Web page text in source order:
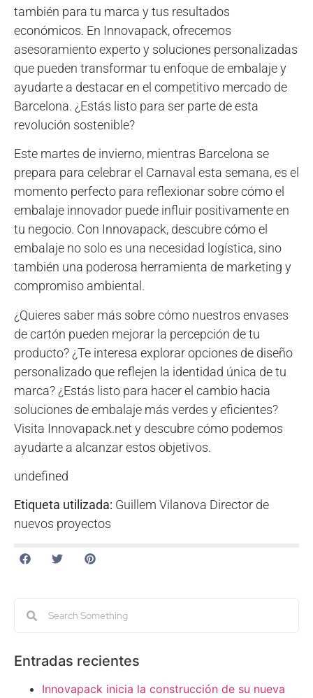
también para tu marca y tus resultados
económicos. En Innovapack, ofrecemos
asesoramiento experto y soluciones personalizadas
que pueden transformar tu enfoque de embalaje y
ayudarte a destacar en el competitivo mercado de
Barcelona. ¿Estás listo para ser parte de esta
revolución sostenible?
Este martes de invierno, mientras Barcelona se
prepara para celebrar el Carnaval esta semana, es el
momento perfecto para reflexionar sobre cómo el
embalaje innovador puede influir positivamente en
tu negocio. Con Innovapack, descubre cómo el
embalaje no solo es una necesidad logística, sino
también una poderosa herramienta de marketing y
compromiso ambiental.
¿Quieres saber más sobre cómo nuestros envases
de cartón pueden mejorar la percepción de tu
producto? ¿Te interesa explorar opciones de diseño
personalizado que reflejen la identidad única de tu
marca? ¿Estás listo para hacer el cambio hacia
soluciones de embalaje más verdes y eficientes?
Visita Innovapack.net y descubre cómo podemos
ayudarte a alcanzar estos objetivos.
undefined
Etiqueta utilizada: Guillem Vilanova Director de
nuevos proyectos
Entradas recientes
Innovapack inicia la construcción de su nueva